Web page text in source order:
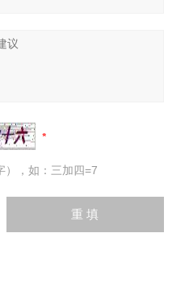
），如：三加四=7